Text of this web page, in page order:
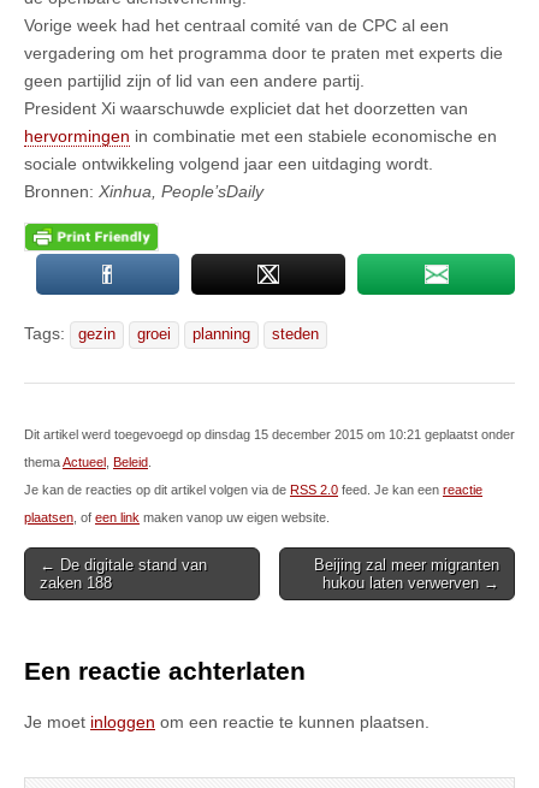
Vorige week had het centraal comité van de CPC al een
vergadering om het programma door te praten met experts die
geen partijlid zijn of lid van een andere partij.
President Xi waarschuwde expliciet dat het doorzetten van
hervormingen in combinatie met een stabiele economische en
sociale ontwikkeling volgend jaar een uitdaging wordt.
Bronnen: Xinhua, People’sDaily
Tags: gezin groei planning steden
Dit artikel werd toegevoegd op dinsdag 15 december 2015 om 10:21 geplaatst onder
themaActueel Beleid
Je kan de reacties op dit artikel volgen via de RSS 2.0 feed. Je kan een reactie
plaatsen , of een link maken vanop uw eigen website.
Post
navigation
← De digitale stand van
zaken 188
Beijing zal meer migranten
hukou laten verwerven →
Een reactie achterlaten
Je moet inloggen om een reactie te kunnen plaatsen.